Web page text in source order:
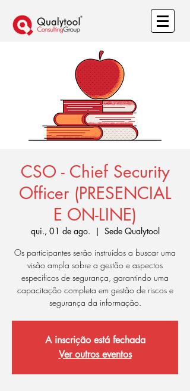
CSO - Chief Security
Officer (PRESENCIAL
E ON-LINE)
qui., 01 de ago.
  |
Sede Qualytool
Os participantes serão instruídos a buscar uma
visão ampla sobre a gestão e aspectos
específicos de segurança, garantindo uma
capacitação completa em gestão de riscos e
segurança da informação.
A inscrição está fechada
Ver outros eventos